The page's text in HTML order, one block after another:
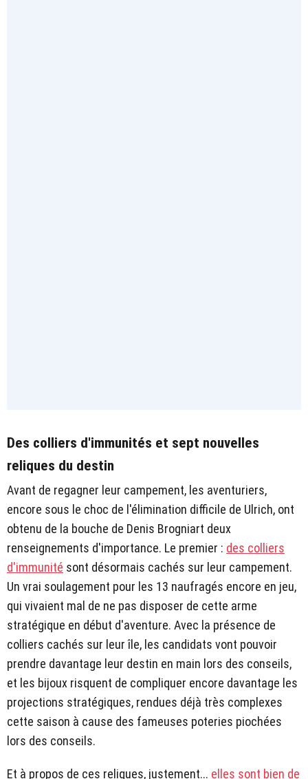
Des colliers d'immunités et sept nouvelles
reliques du destin
Avant de regagner leur campement, les aventuriers,
encore sous le choc de l'élimination difficile de Ulrich, ont
obtenu de la bouche de Denis Brogniart deux
renseignements d'importance. Le premier : des colliers
d'immunité sont désormais cachés sur leur campement.
Un vrai soulagement pour les 13 naufragés encore en jeu,
qui vivaient mal de ne pas disposer de cette arme
stratégique en début d'aventure. Avec la présence de
colliers cachés sur leur île, les candidats vont pouvoir
prendre davantage leur destin en main lors des conseils,
et les bijoux risquent de compliquer encore davantage les
projections stratégiques, rendues déjà très complexes
cette saison à cause des fameuses poteries piochées
lors des conseils.
Et à propos de ces reliques, justement... elles sont bien de